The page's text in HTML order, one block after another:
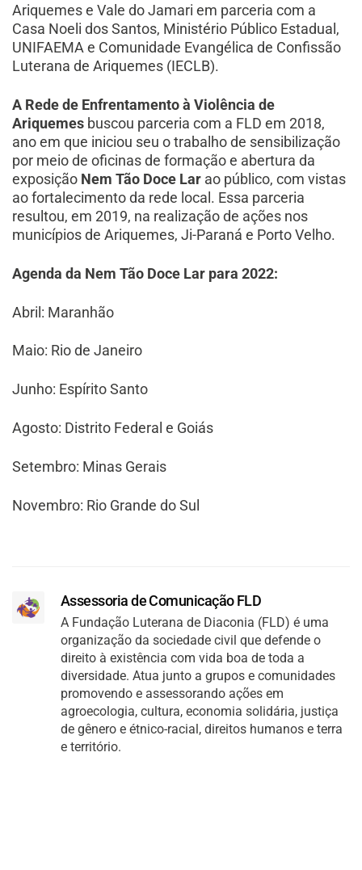
Ariquemes e Vale do Jamari em parceria com a
Casa Noeli dos Santos, Ministério Público Estadual,
UNIFAEMA e Comunidade Evangélica de Confissão
Luterana de Ariquemes (IECLB).
A Rede de Enfrentamento à Violência de
Ariquemes buscou parceria com a FLD em 2018,
ano em que iniciou seu o trabalho de sensibilização
por meio de oficinas de formação e abertura da
exposição Nem Tão Doce Lar ao público, com vistas
ao fortalecimento da rede local. Essa parceria
resultou, em 2019, na realização de ações nos
municípios de Ariquemes, Ji-Paraná e Porto Velho.
Agenda da Nem Tão Doce Lar para 2022:
Abril: Maranhão
Maio: Rio de Janeiro
Junho: Espírito Santo
Agosto: Distrito Federal e Goiás
Setembro: Minas Gerais
Novembro: Rio Grande do Sul
Assessoria de Comunicação FLD
A Fundação Luterana de Diaconia (FLD) é uma
organização da sociedade civil que defende o
direito à existência com vida boa de toda a
diversidade. Atua junto a grupos e comunidades
promovendo e assessorando ações em
agroecologia, cultura, economia solidária, justiça
de gênero e étnico-racial, direitos humanos e terra
e território.